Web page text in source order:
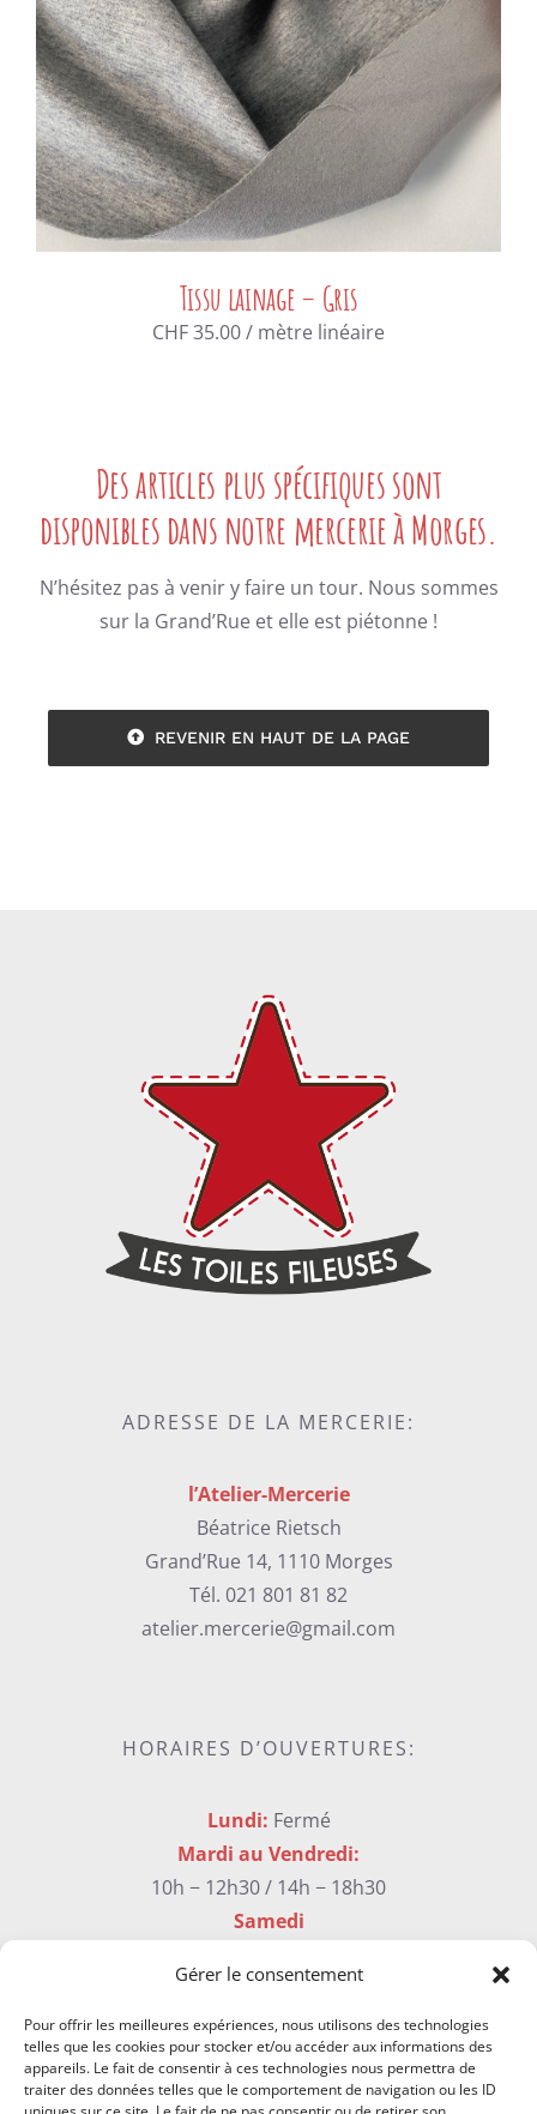
Gérer le consentement
Pour offrir les meilleures expériences, nous utilisons des technologies
telles que les cookies pour stocker et/ou accéder aux informations des
appareils. Le fait de consentir à ces technologies nous permettra de
traiter des données telles que le comportement de navigation ou les ID
Tissu lainage – Gris
CHF35.00/ mètre linéaire
Des articles plus spécifiques sont
disponibles dans notre mercerie à Morges.
N’hésitez pas à venir y faire un tour. Nous sommes
sur la Grand’Rue et elle est piétonne !
REVENIR EN HAUT DE LA PAGE
ADRESSE DE LA MERCERIE:
l’Atelier-Mercerie
Béatrice Rietsch
Grand’Rue 14, 1110 Morges
Tél. 021 801 81 82
atelier.mercerie@gmail.com
HORAIRES D’OUVERTURES:
Lundi: Fermé
Mardi au Vendredi:
10h − 12h30 / 14h − 18h30
Samedi
Newsletter & Contact